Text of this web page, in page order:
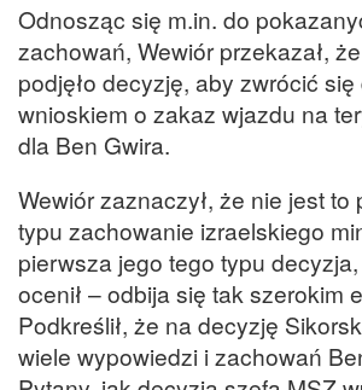
Odnosząc się m.in. do
zachowań, Wewiór przekazał,
podjęło decyzję, aby zwrócić
wnioskiem o zakaz wjazdu na
dla Ben Gwira.
Wewiór zaznaczył, że nie jest to
typu zachowanie izraelskiego
pierwsza jego tego typu
ocenił – odbija się tak szerokim
Podkreślił, że na decyzję
wiele wypowiedzi i zachowań